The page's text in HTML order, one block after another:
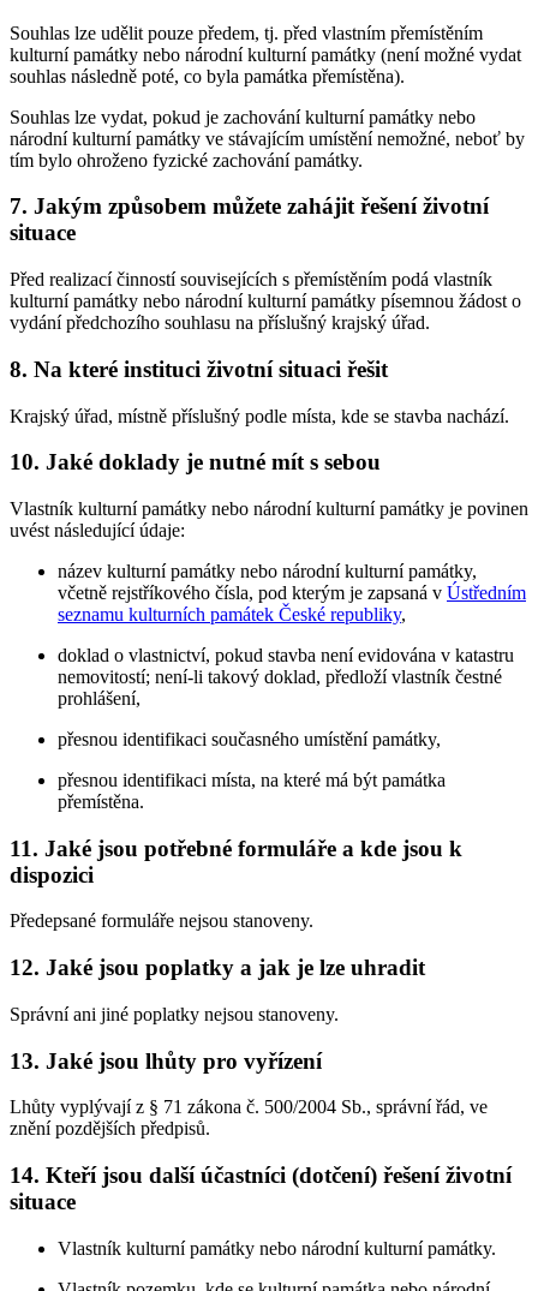
Souhlas lze udělit pouze předem, tj. před vlastním přemístěním
kulturní památky nebo národní kulturní památky (není možné vydat
souhlas následně poté, co byla památka přemístěna).
Souhlas lze vydat, pokud je zachování kulturní památky nebo
národní kulturní památky ve stávajícím umístění nemožné, neboť by
tím bylo ohroženo fyzické zachování památky.
7. Jakým způsobem můžete zahájit řešení životní
situace
Před realizací činností souvisejících s přemístěním podá vlastník
kulturní památky nebo národní kulturní památky písemnou žádost o
vydání předchozího souhlasu na příslušný krajský úřad.
8. Na které instituci životní situaci řešit
Krajský úřad, místně příslušný podle místa, kde se stavba nachází.
10. Jaké doklady je nutné mít s sebou
Vlastník kulturní památky nebo národní kulturní památky je povinen
uvést následující údaje:
název kulturní památky nebo národní kulturní památky,
včetně rejstříkového čísla, pod kterým je zapsaná v Ústředním
seznamu kulturních památek České republiky,
doklad o vlastnictví, pokud stavba není evidována v katastru
nemovitostí; není-li takový doklad, předloží vlastník čestné
prohlášení,
přesnou identifikaci současného umístění památky,
přesnou identifikaci místa, na které má být památka
přemístěna.
11. Jaké jsou potřebné formuláře a kde jsou k
dispozici
Předepsané formuláře nejsou stanoveny.
12. Jaké jsou poplatky a jak je lze uhradit
Správní ani jiné poplatky nejsou stanoveny.
13. Jaké jsou lhůty pro vyřízení
Lhůty vyplývají z § 71 zákona č. 500/2004 Sb., správní řád, ve
znění pozdějších předpisů.
14. Kteří jsou další účastníci (dotčení) řešení životní
situace
Vlastník kulturní památky nebo národní kulturní památky.